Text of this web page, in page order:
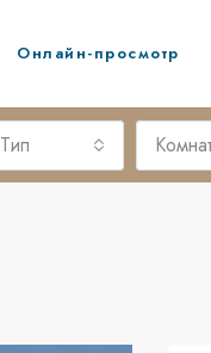
Онлайн-просмотр
Тип